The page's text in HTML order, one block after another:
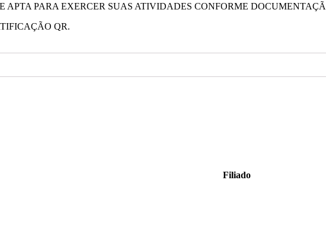
APTA PARA EXERCER SUAS ATIVIDADES CONFORME
QR.
Filiado